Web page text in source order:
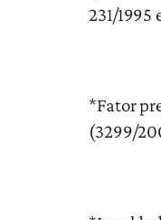
231/1995
*Fator
(3299/